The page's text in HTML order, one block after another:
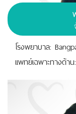
โรงพยาบาล:
เเพทย์เฉพาะทางด้า